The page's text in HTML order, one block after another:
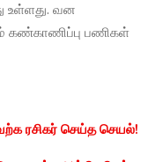
உள்ளது. வன
கண்காணிப்பு பணிகள்
ரசிகர் செய்த செயல்!